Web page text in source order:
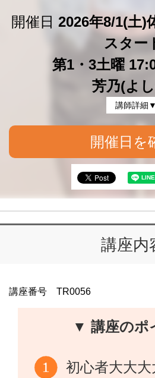
開催日 2026年8/1(土)
スター
第1・3土曜
芳乃(よ
講師詳細▼
開催日を
講座内
講座番号 TR0056
▼ 講座のポ
初心者大大大